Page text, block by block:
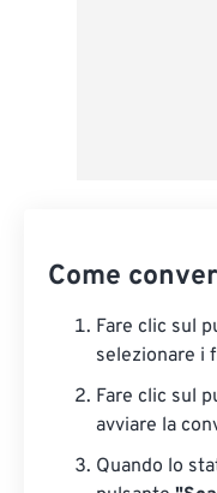
Come
Fare clic sul
selezionare i
Fare clic sul
avviare la
Quando lo